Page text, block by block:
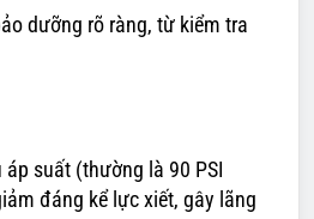
dưỡng rõ ràng, từ kiểm tra
suất (thường là 90 PSI
đáng kể lực xiết, gây lãng